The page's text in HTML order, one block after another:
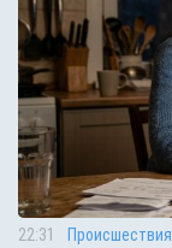
22:31 Происшествия